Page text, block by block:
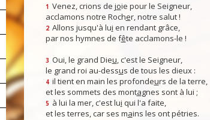
1 Venez, crions de joie pour le Seigneur,
acclamons notre Rocher, notre salut !
2 Allons jusqu'à lui en rendant grâce,
par nos hymnes de fête acclamons-le !
3 Oui, le grand Dieu, c'est le Seigneur,
le grand roi au-dessus de tous les dieux :
4 il tient en main les profondeurs de la terre,
et les sommets des montagnes sont à lui ;
5 à lui la mer, c'est lui qui l'a faite,
et les terres, car ses mains les ont pétries.